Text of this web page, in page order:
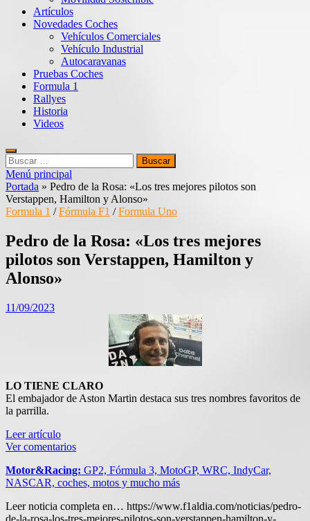
Artículos
Novedades Coches
Vehículos Comerciales
Vehículo Industrial
Autocaravanas
Pruebas Coches
Formula 1
Rallyes
Historia
Videos
Buscar:
Menú principal
Portada » Pedro de la Rosa: «Los tres mejores pilotos son
Verstappen, Hamilton y Alonso»
Formula 1 /Fórmula F1 /Formula Uno
Pedro de la Rosa: «Los tres mejores
pilotos son Verstappen, Hamilton y
Alonso»
11/09/2023
LO TIENE CLARO
El embajador de Aston Martin destaca sus tres nombres favoritos de
la parrilla.
Leer artículo
Ver comentarios
Motor&Racing: GP2, Fórmula 3, MotoGP, WRC, IndyCar,
NASCAR, coches, motos y mucho más
Leer noticia completa en… https://www.f1aldia.com/noticias/pedro-
de-la-rosa-los-tres-mejores-pilotos-son-verstappen-hamilton-y-